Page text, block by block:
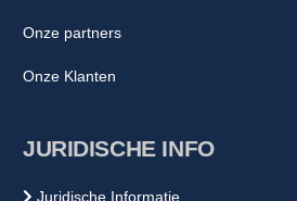
Onze partners
Onze Klanten
JURIDISCHE INFO
Juridische Informatie